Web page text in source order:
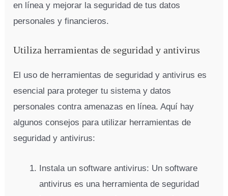
en línea y mejorar la seguridad de tus datos
personales y financieros.
Utiliza herramientas de seguridad y antivirus
El uso de herramientas de seguridad y antivirus es
esencial para proteger tu sistema y datos
personales contra amenazas en línea. Aquí hay
algunos consejos para utilizar herramientas de
seguridad y antivirus:
Instala un software antivirus: Un software
antivirus es una herramienta de seguridad